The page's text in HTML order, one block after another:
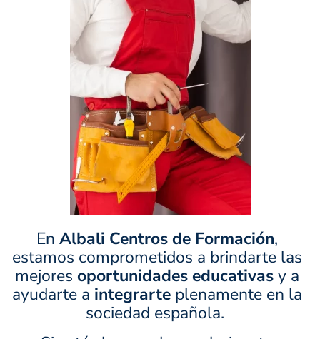
En Albali Centros de Formación,
estamos comprometidos a brindarte las
mejores oportunidades educativasy a
ayudarte a integrarte plenamente en la
sociedad española.